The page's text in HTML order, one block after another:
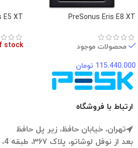
PreSonus Eris E8 XT
محصولات موجود
115.440.000 تومان
E5 XT
stock
ارتباط با فروشگاه
تهران، خیابان حافظ، زیر پل حافظ
بعد از نوفل لوشاتو، پلاک ۳۶۷، طبقه 4، واحد 8